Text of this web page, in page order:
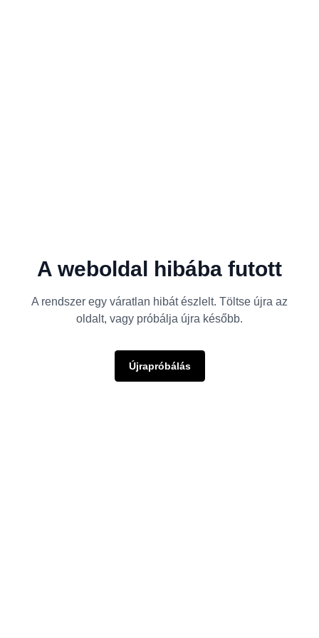
A weboldal hibába futott
A rendszer egy váratlan hibát észlelt. Töltse újra az
oldalt, vagy próbálja újra később.
Újrapróbálás